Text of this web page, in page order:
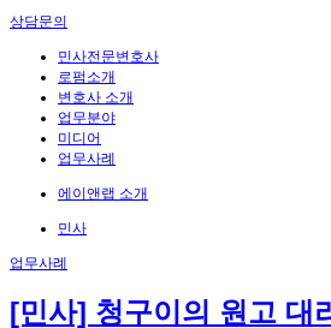
상담문의
민사전문변호사
로펌소개
변호사 소개
업무분야
미디어
업무사례
에이앤랩 소개
민사
업무사례
[민사] 청구이의 원고 대